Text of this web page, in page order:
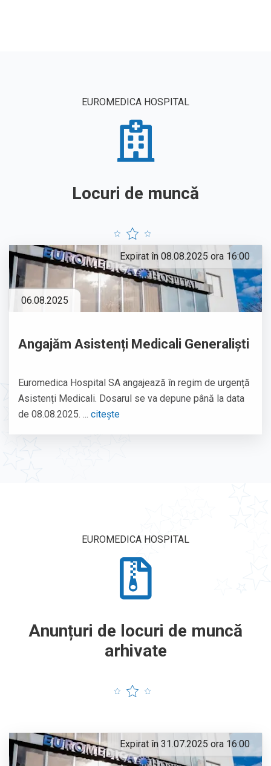
EUROMEDICA HOSPITAL
Locuri de muncă
06.08.2025
Expirat în 08.08.2025 ora 16:00
Angajăm Asistenți Medicali Generaliști
Euromedica Hospital SA angajează în regim de urgență
Asistenți Medicali. Dosarul se va depune până la data
de 08.08.2025. ... citește
EUROMEDICA HOSPITAL
Anunțuri de locuri de muncă
arhivate
Expirat în 31.07.2025 ora 16:00